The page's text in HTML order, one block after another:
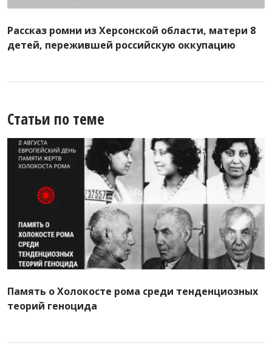
Рассказ ромни из Херсонской области, матери 8
детей, пережившей российскую оккупацию
Статьи по теме
Память о Холокосте рома среди тенденциозных
теорий геноцида